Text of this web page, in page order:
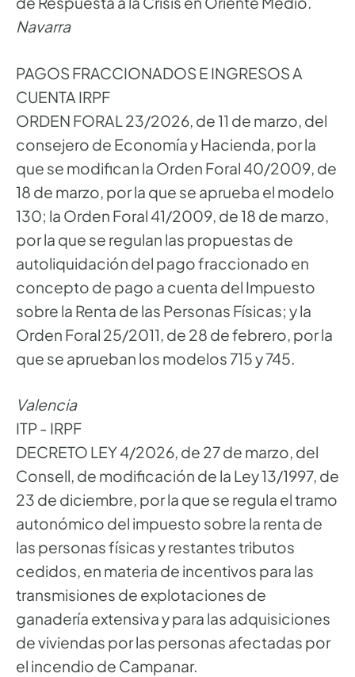
Navarra
PAGOS FRACCIONADOS E INGRESOS A
CUENTA IRPF
ORDEN FORAL 23/2026, de 11 de marzo, del
consejero de Economía y Hacienda, por la
que se modifican la Orden Foral 40/2009, de
18 de marzo, por la que se aprueba el modelo
130; la Orden Foral 41/2009, de 18 de marzo,
por la que se regulan las propuestas de
autoliquidación del pago fraccionado en
concepto de pago a cuenta del Impuesto
sobre la Renta de las Personas Físicas; y la
Orden Foral 25/2011, de 28 de febrero, por la
que se aprueban los modelos 715 y 745.
Valencia
ITP - IRPF
DECRETO LEY 4/2026, de 27 de marzo, del
Consell, de modificación de la Ley 13/1997, de
23 de diciembre, por la que se regula el tramo
autonómico del impuesto sobre la renta de
las personas físicas y restantes tributos
cedidos, en materia de incentivos para las
transmisiones de explotaciones de
ganadería extensiva y para las adquisiciones
de viviendas por las personas afectadas por
el incendio de Campanar.